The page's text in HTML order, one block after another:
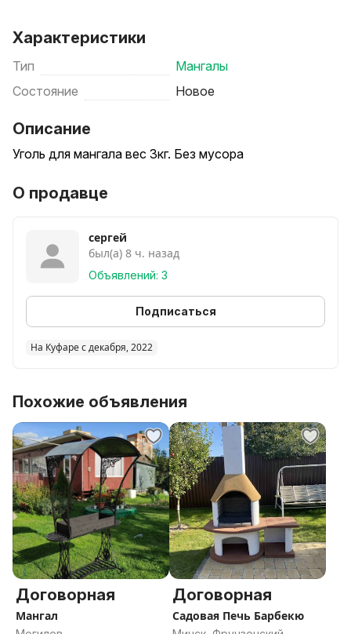
Характеристики
Тип
Мангалы
Состояние
Новое
Описание
Уголь для мангала вес 3кг. Без мусора
О продавце
сергей
был(а) 8 ч. назад
Объявлений: 3
Подписаться
На Куфаре с декабря, 2022
Похожие объявления
Договорная
Мангал
Договорная
Садовая Печь Барбекю